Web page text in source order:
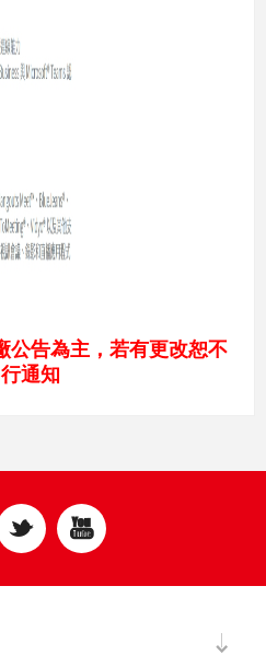
告為主，若有更改恕不
通知